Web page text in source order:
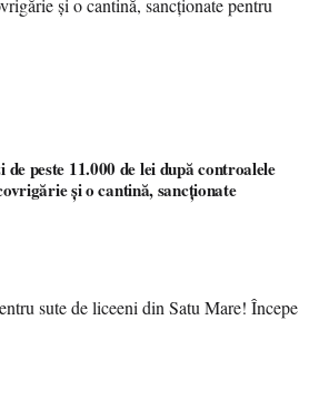
peste 11.000 de lei după controalele
și o cantină, sancționate